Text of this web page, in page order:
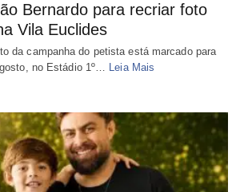
Bernardo para recriar foto
Vila Euclides
da campanha do petista está marcado para
no Estádio 1º… Leia Mais